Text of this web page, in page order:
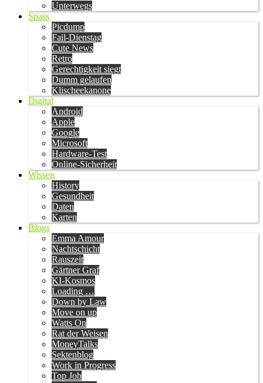
Unterwegs
Spass
Picdump
Fail-Dienstag
Cute News
Retro
Gerechtigkeit siegt
Dumm gelaufen
Klischeekanone
Digital
Android
Apple
Google
Microsoft
Hardware-Test
Online-Sicherheit
Wissen
History
Gesundheit
Daten
Karten
Blogs
Emma Amour
Nachtschicht
Rauszeit
Gärtner Graf
KI-Kosmos
Loading …
Down by Law
Move on up
Watts On
Rat der Weisen
MoneyTalks
Sektenblog
Work in Progress
Top Job